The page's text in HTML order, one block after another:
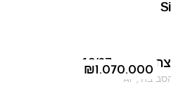
₪1.070.000
אבינו 13/67
,
AF